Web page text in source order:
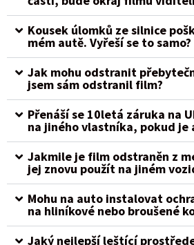
Kousek úlomků ze silnice
mém autě. Vyřeší se to samo?
Jak mohu odstranit
jsem sám odstranil film?
Přenáší se 10letá záruka na
na jiného vlastníka, pokud je
Jakmile je film odstraněn z
jej znovu použít na jiném
Mohu na auto instalovat
na hliníkové nebo broušené
Jaký nejlepší leštící